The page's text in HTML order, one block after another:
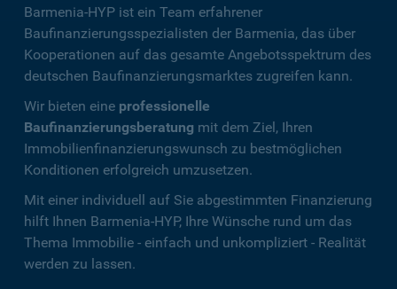
Barmenia-HYP ist ein Team erfahrener
Baufinanzierungsspezialisten der Barmenia, das über
Kooperationen auf das gesamte Angebotsspektrum des
deutschen Baufinanzierungsmarktes zugreifen kann.
Wir bieten eine professionelle
Baufinanzierungsberatung mit dem Ziel, Ihren
Immobilienfinanzierungswunsch zu bestmöglichen
Konditionen erfolgreich umzusetzen.
Mit einer individuell auf Sie abgestimmten Finanzierung
hilft Ihnen Barmenia-HYP, Ihre Wünsche rund um das
Thema Immobilie - einfach und unkompliziert - Realität
werden zu lassen.